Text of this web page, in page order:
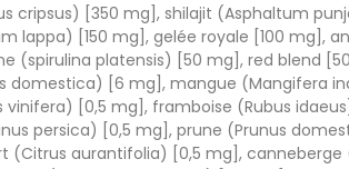
cripsus) [350 mg], shilajit (Asphaltum
lappa) [150 mg], gelée royale [100 mg],
(spirulina platensis) [50 mg], red blend
[6 mg], mangue (Mangifera
[0,5 mg], framboise (Rubus
persica) [0,5 mg], prune (Prunus
(Citrus aurantifolia) [0,5 mg],